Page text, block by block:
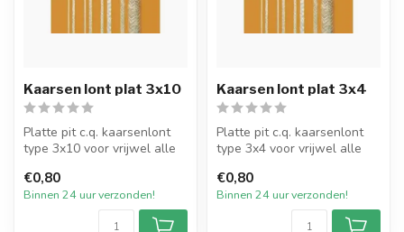
Kaarsen lont plat 3x10
Platte pit c.q. kaarsenlont
type 3x10 voor vrijwel alle
€0,80
Binnen 24 uur verzonden!
Kaarsen lont plat 3x4
Platte pit c.q. kaarsenlont
type 3x4 voor vrijwel alle
€0,80
Binnen 24 uur verzonden!